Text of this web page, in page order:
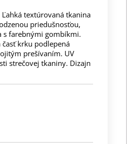
textúrovaná tkanina
priedušnosťou,
s farebnými gombíkmi.
krku podlepená
prešívaním. UV
strečovej tkaniny. Dizajn